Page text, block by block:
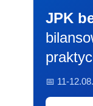
JPK
📅 11-